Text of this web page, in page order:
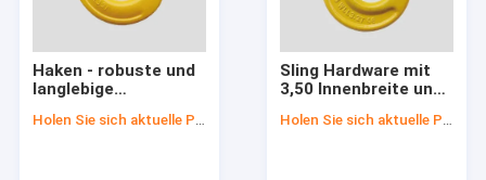
Haken - robuste und
langlebige
Holen Sie sich aktuelle Preis
Sling Hardware mit
3,50 Innenbreite und
Holen Sie sich aktuelle Preis